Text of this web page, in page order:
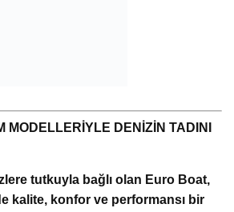
MODELLERİYLE DENİZİN TADINI
tutkuyla bağlı olan Euro Boat,
kalite, konfor ve performansı bir